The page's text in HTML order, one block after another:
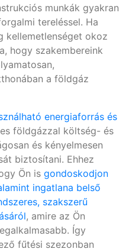
munkák gyakran
tereléssel. Ha
kellemetlenséget okoz
hogy szakembereink
a földgáz
energiaforrás és
földgázzal költség- és
és kényelmesen
biztosítani. Ehhez
Ön is gondoskodjon
ingatlana belső
szakszerű
, amire az Ön
Így
fűtési szezonban